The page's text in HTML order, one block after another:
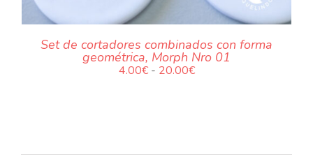
Set de cortadores combinados con forma
geométrica, Morph Nro 01
4.00€ - 20.00€Rango
20.00€